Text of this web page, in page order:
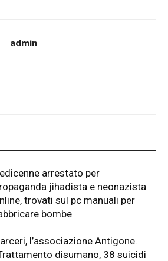
admin
arrestato per
jihadista e neonazista
trovati sul pc manuali per
bombe
l’associazione Antigone.
disumano, 38 suicidi